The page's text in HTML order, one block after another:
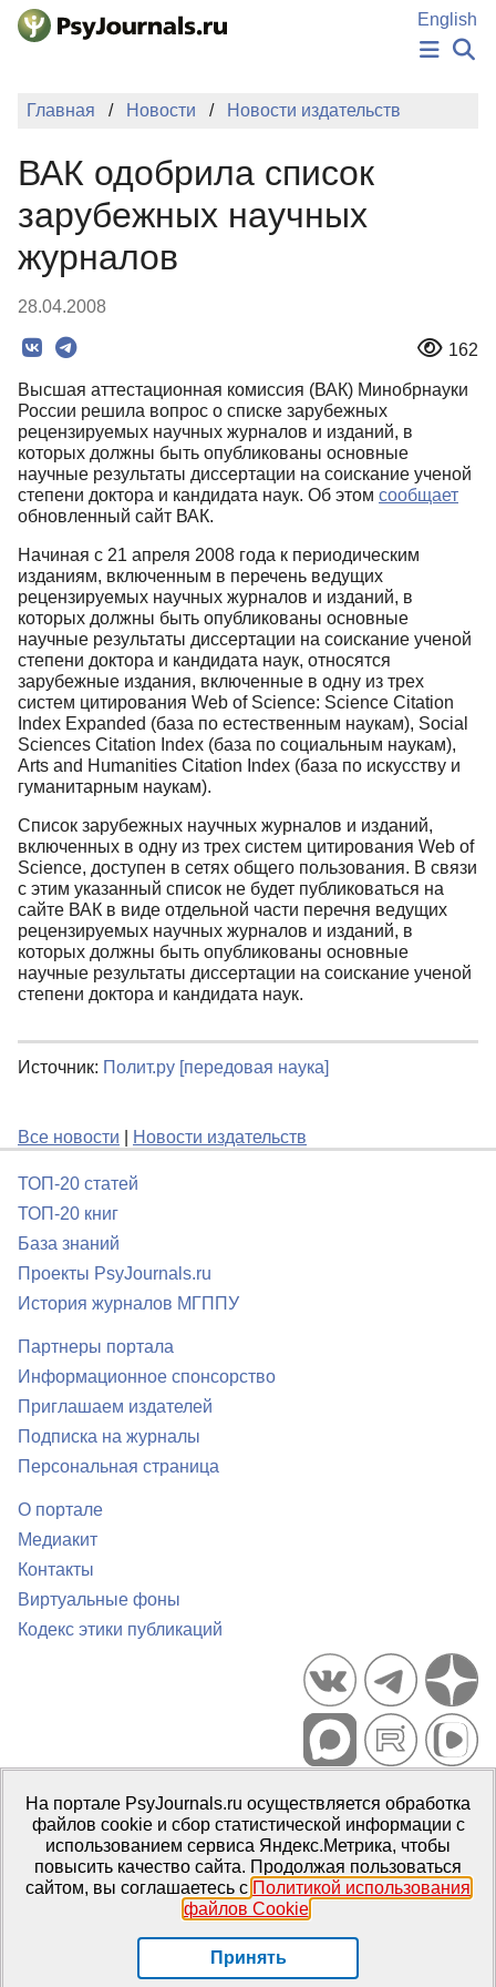
Перейти к основному содержанию
English
НОВОСТИ
ПОДАТЬ РУКОПИСЬ
КЛЮЧЕВЫЕ СЛОВА
Регистрация
Главная Новости Новости издательств
ВАК одобрила список
зарубежных научных
журналов
28.04.2008
162
Высшая аттестационная комиссия (ВАК) Минобрнауки
России решила вопрос о списке зарубежных
рецензируемых научных журналов и изданий, в
которых должны быть опубликованы основные
научные результаты диссертации на соискание ученой
степени доктора и кандидата наук. Об этом сообщает
обновленный сайт ВАК.
Начиная с 21 апреля 2008 года к периодическим
изданиям, включенным в перечень ведущих
рецензируемых научных журналов и изданий, в
которых должны быть опубликованы основные
научные результаты диссертации на соискание ученой
степени доктора и кандидата наук, относятся
зарубежные издания, включенные в одну из трех
систем цитирования Web of Science: Science Citation
Index Expanded (база по естественным наукам), Social
Sciences Citation Index (база по социальным наукам),
Arts and Humanities Citation Index (база по искусству и
гуманитарным наукам).
Список зарубежных научных журналов и изданий,
включенных в одну из трех систем цитирования Web of
Science, доступен в сетях общего пользования. В связи
с этим указанный список не будет публиковаться на
сайте ВАК в виде отдельной части перечня ведущих
рецензируемых научных журналов и изданий, в
которых должны быть опубликованы основные
научные результаты диссертации на соискание ученой
степени доктора и кандидата наук.
Источник: Полит.ру [передовая наука]
Все новости Новости издательств
ТОП-20 статей
ТОП-20 книг
База знаний
Проекты PsyJournals.ru
История журналов МГППУ
Партнеры портала
Информационное спонсорство
Приглашаем издателей
Подписка на журналы
Персональная страница
О портале
Медиакит
Контакты
Виртуальные фоны
Кодекс этики публикаций
Портал психологических изданий PsyJournals.ru, 2007–2026
Правила использования материалов
Свидетельство регистрации СМИЭл № ФС77-66447 от 14 июля
2016 г.
Издатель: ФГБОУ ВО МГППУ
На портале PsyJournals.ru осуществляется обработка
файлов cookie и сбор статистической информации с
использованием сервиса Яндекс.Метрика, чтобы
повысить качество сайта. Продолжая пользоваться
сайтом, вы соглашаетесь с Политикой использования
файлов Cookie.
Принять